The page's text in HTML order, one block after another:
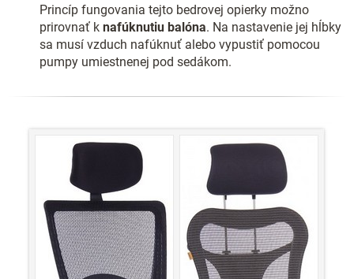
Princíp fungovania tejto bedrovej opierky možno
prirovnať k nafúknutiu balóna. Na nastavenie jej hĺbky
sa musí vzduch nafúknuť alebo vypustiť pomocou
pumpy umiestnenej pod sedákom.